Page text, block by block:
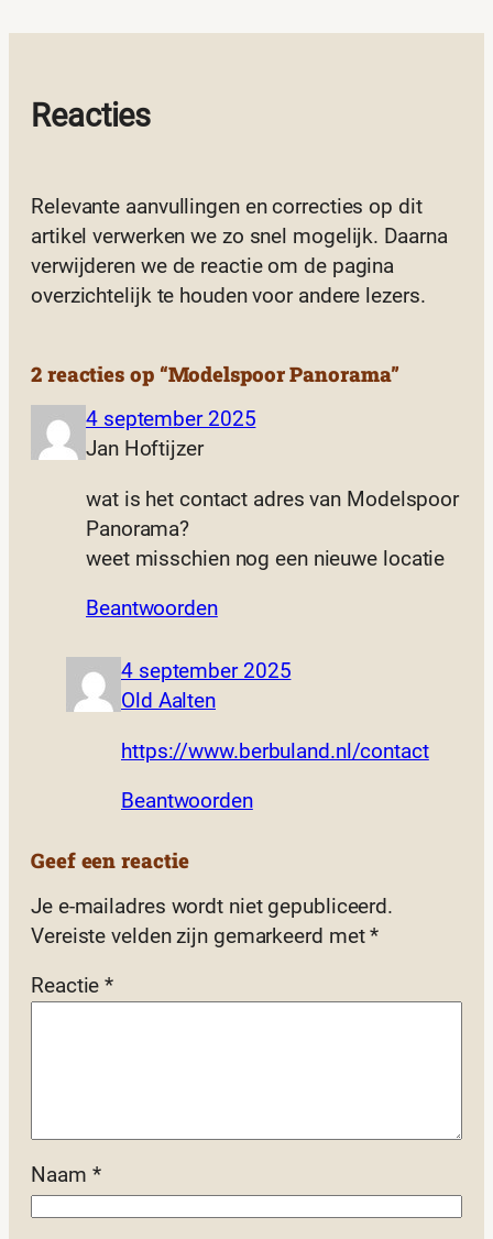
Reacties
Relevante aanvullingen en correcties op dit
artikel verwerken we zo snel mogelijk. Daarna
verwijderen we de reactie om de pagina
overzichtelijk te houden voor andere lezers.
2 reacties op “Modelspoor Panorama”
4 september 2025
Jan Hoftijzer
wat is het contact adres van Modelspoor
Panorama?
weet misschien nog een nieuwe locatie
Beantwoorden
4 september 2025
Old Aalten
https://www.berbuland.nl/contact
Beantwoorden
Geef een reactie
Je e-mailadres wordt niet gepubliceerd.
Vereiste velden zijn gemarkeerd met*
Reactie*
Naam *